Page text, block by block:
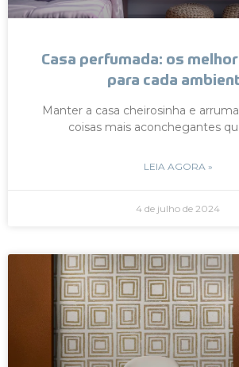
Casa perfumada: os
para cada
Manter a casa cheirosinha e
coisas mais aconchegantes
LEIA AGORA »
4 de julho de 2024